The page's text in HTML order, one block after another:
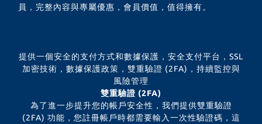
員，完整內容與專屬優惠，會員價值，值得擁有。
提供一個安全的支付方式和數據保護，安全支付平台，SSL
加密技術，數據保護政策，雙重驗證 (2FA)，持續監控與
風險管理
雙重驗證 (2FA)
為了進一步提升您的帳戶安全性，我們提供雙重驗證
(2FA) 功能，您註冊帳戶時都需要輸入一次性驗證碼，這